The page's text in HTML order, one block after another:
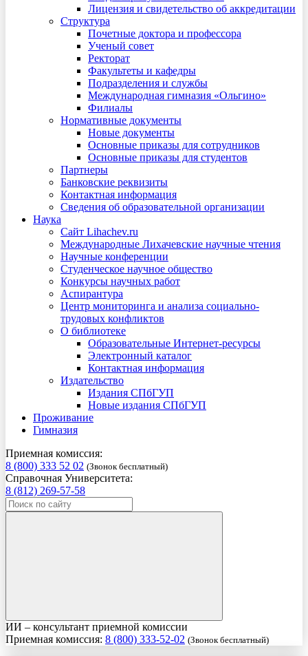
Лицензия и свидетельство об аккредитации
Структура
Почетные доктора и профессора
Ученый совет
Ректорат
Факультеты и кафедры
Подразделения и службы
Международная гимназия «Ольгино»
Филиалы
Нормативные документы
Новые документы
Основные приказы для сотрудников
Основные приказы для студентов
Партнеры
Банковские реквизиты
Контактная информация
Сведения об образовательной организации
Наука
Сайт Lihachev.ru
Международные Лихачевские научные чтения
Научные конференции
Студенческое научное общество
Конкурсы научных работ
Аспирантура
Центр мониторинга и анализа социально-
трудовых конфликтов
О библиотеке
Образовательные Интернет-ресурсы
Электронный каталог
Контактная информация
Издательство
Издания СПбГУП
Новые издания СПбГУП
Проживание
Гимназия
Приемная комиссия:
8 (800) 333 52 02 (Звонок бесплатный)
Справочная Университета:
8 (812) 269-57-58
ИИ – консультант приемной комиссии
Приемная комиссия: 8 (800) 333-52-02 (Звонок бесплатный)